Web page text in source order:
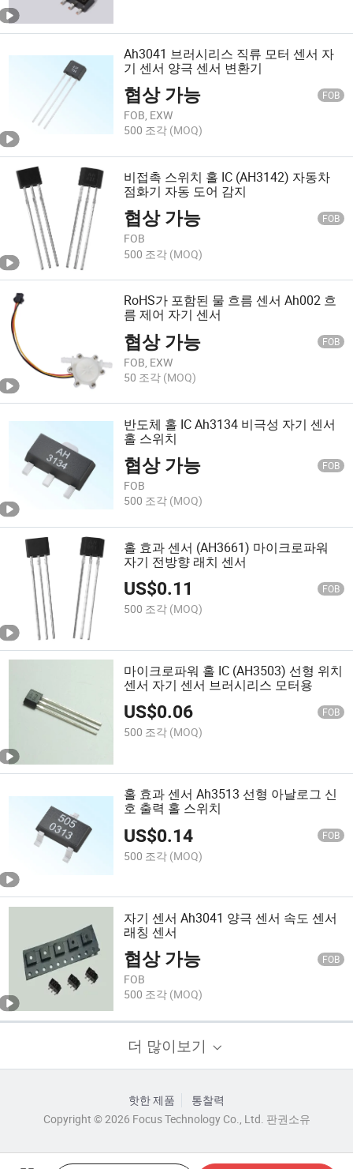
Ah3041 브러시리스 직류 모터 센서 자
기 센서 양극 센서 변환기
협상 가능 FOB
FOB, EXW
500 조각 (MOQ)
비접촉 스위치 홀 IC (AH3142) 자동차
점화기 자동 도어 감지
협상 가능 FOB
FOB
500 조각 (MOQ)
RoHS가 포함된 물 흐름 센서 Ah002 흐
름 제어 자기 센서
협상 가능 FOB
FOB, EXW
50 조각 (MOQ)
반도체 홀 IC Ah3134 비극성 자기 센서
홀 스위치
협상 가능 FOB
FOB
500 조각 (MOQ)
홀 효과 센서 (AH3661) 마이크로파워
자기 전방향 래치 센서
US$0.11 FOB
500 조각 (MOQ)
마이크로파워 홀 IC (AH3503) 선형 위치
센서 자기 센서 브러시리스 모터용
US$0.06 FOB
500 조각 (MOQ)
홀 효과 센서 Ah3513 선형 아날로그 신
호 출력 홀 스위치
US$0.14 FOB
500 조각 (MOQ)
자기 센서 Ah3041 양극 센서 속도 센서
래칭 센서
협상 가능 FOB
FOB
500 조각 (MOQ)
더 많이보기
핫한 제품
통찰력
Copyright © 2026 Focus Technology Co., Ltd. 판권소유